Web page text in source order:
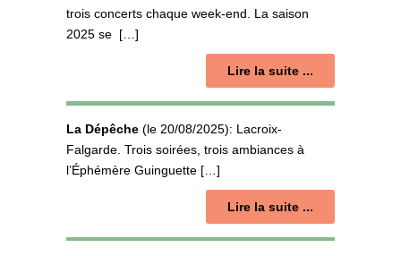
trois concerts chaque week-end. La saison
2025 se […]
Lire la suite ...
La Dépêche (le 20/08/2025): Lacroix-
Falgarde. Trois soirées, trois ambiances à
l’Éphémère Guinguette […]
Lire la suite ...